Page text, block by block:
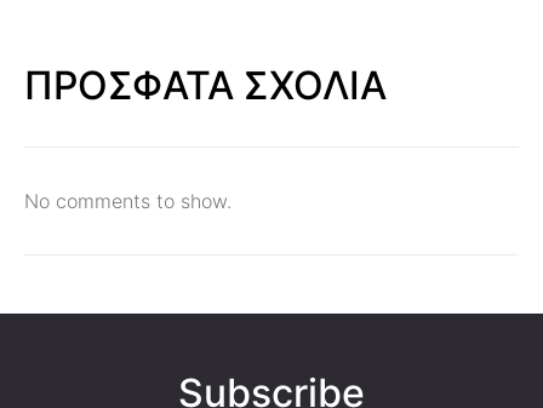
ΠΡΟΣΦΑΤΑ ΣΧΟΛΙΑ
No comments to show.
Subscribe